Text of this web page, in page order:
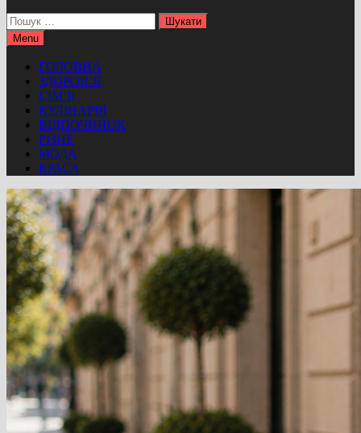
Пошук:
Menu
ГОЛОВНА
ЗДОРОВ’Я
СІМ’Я
КУЛІНАРІЯ
ВІДПОЧИНОК
РІЗНЕ
МОДА
КРАСА